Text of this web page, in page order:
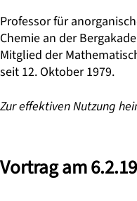
Professor für
Chemie an der
Mitglied der
seit 12. Oktober 1979.
Zur effektiven Nutzung
Vortrag am